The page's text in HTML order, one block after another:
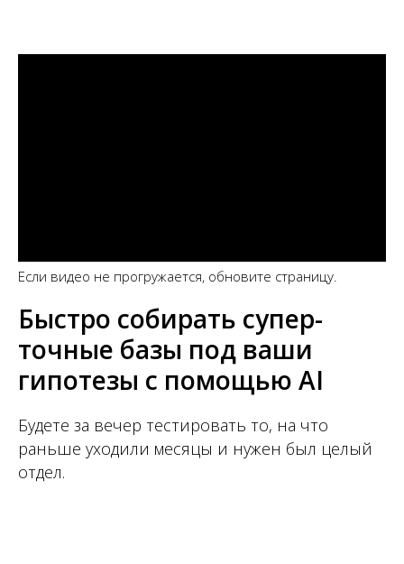
Если видео не прогружается, обновите страницу.
Быстро собирать супер-
точные базы под ваши
гипотезы с помощью AI
Будете за вечер тестировать то, на что
раньше уходили месяцы и нужен был целый
отдел.